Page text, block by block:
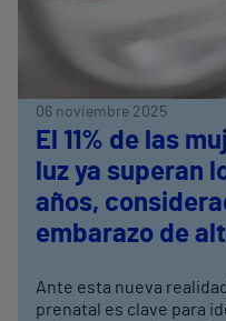
06 noviembre 2025
El 11% de las
luz ya superan
años,
embarazo de
Ante esta nueva
prenatal es clave para